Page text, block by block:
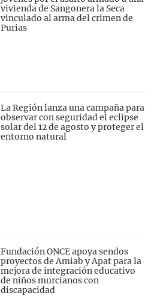
vivienda de Sangonera la Seca
vinculado al arma del crimen de
Purias
La Región lanza una campaña para
observar con seguridad el eclipse
solar del 12 de agosto y proteger el
entorno natural
Fundación ONCE apoya sendos
proyectos de Amiab y Apat para la
mejora de integración educativo
de niños murcianos con
discapacidad